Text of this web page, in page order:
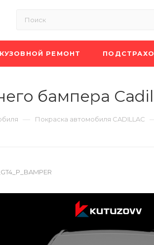
КУЗОВНОЙ РЕМОНТ
бампера
— Покраска автомобиля CADILLAC